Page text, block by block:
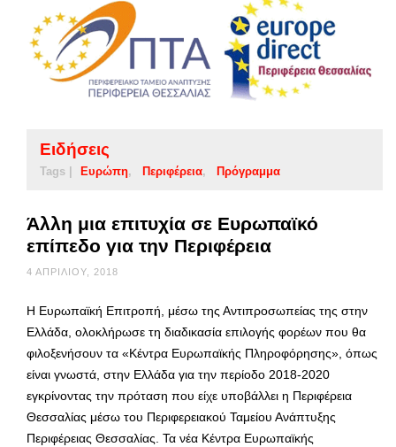
Ειδήσεις
Tags | Ευρώπη Περιφέρεια Πρόγραμμα
Άλλη μια επιτυχία σε Ευρωπαϊκό
επίπεδο για την Περιφέρεια
4 ΑΠΡΙΛΊΟΥ, 2018
Η Ευρωπαϊκή Επιτροπή, μέσω της Αντιπροσωπείας της στην
Ελλάδα, ολοκλήρωσε τη διαδικασία επιλογής φορέων που θα
φιλοξενήσουν τα «Κέντρα Ευρωπαϊκής Πληροφόρησης», όπως
είναι γνωστά, στην Ελλάδα για την περίοδο 2018-2020
εγκρίνοντας την πρόταση που είχε υποβάλλει η Περιφέρεια
Θεσσαλίας μέσω του Περιφερειακού Ταμείου Ανάπτυξης
Περιφέρειας Θεσσαλίας. Τα νέα Κέντρα Ευρωπαϊκής